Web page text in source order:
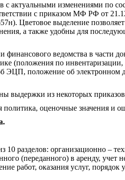
актуальными изменениями по
с приказом МФ РФ от
Цветовое выделение
а также удобны для
ведомства в части
(положения по инвентаризации,
ЭЦП, положение об электронном
выдержки из некоторых
политика, оценочные значения и
разделов: организационно –
(переданного) в аренду, учет
работ, оказания услуг,